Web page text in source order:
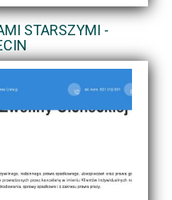
STARSZYMI -